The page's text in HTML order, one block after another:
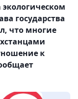
экологическом
государства
что многие
к